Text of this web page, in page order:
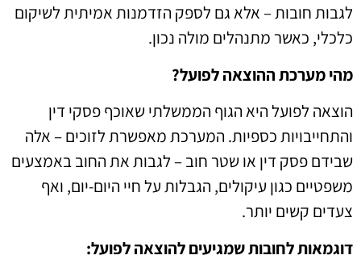
לגבות חובות – אלא גם לספק הזדמנות אמיתית לשיקום
כלכלי, כאשר מתנהלים מולה נכון.
מהי מערכת ההוצאה לפועל?
הוצאה לפועל היא הגוף הממשלתי שאוכף פסקי דין
והתחייבויות כספיות. המערכת מאפשרת לזוכים – אלה
שבידם פסק דין או שטר חוב – לגבות את החוב באמצעים
משפטיים כגון עיקולים, הגבלות על חיי היום-יום, ואף
צעדים קשים יותר.
דוגמאות לחובות שמגיעים להוצאה לפועל: